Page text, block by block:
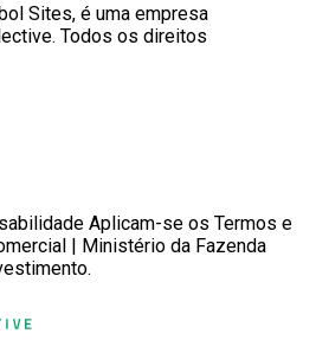
Sites, é uma empresa
Todos os direitos
Aplicam-se os Termos e
| Ministério da Fazenda